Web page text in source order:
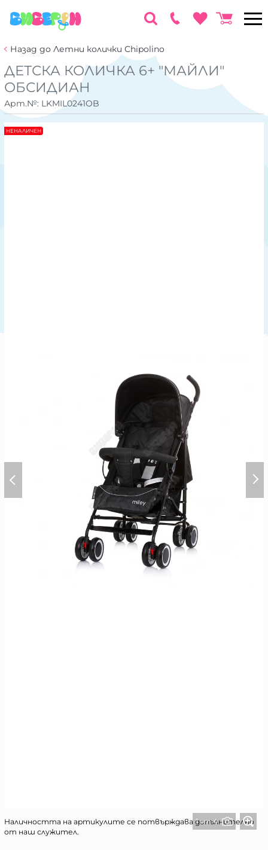
Назад до Летни колички Chipolino
ДЕТСКА КОЛИЧКА 6+ "МАЙЛИ"
ОБСИДИАН
Арт.№: LKMIL0241OB
1 от 4
Наличността на артикулите се потвърждава допълнително
от наш служител.
НЕНАЛИЧЕН